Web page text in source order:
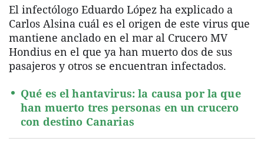
El infectólogo Eduardo López ha explicado a
Carlos Alsina cuál es el origen de este virus que
mantiene anclado en el mar al Crucero MV
Hondius en el que ya han muerto dos de sus
pasajeros y otros se encuentran infectados.
Qué es el hantavirus: la causa por la que
han muerto tres personas en un crucero
con destino Canarias